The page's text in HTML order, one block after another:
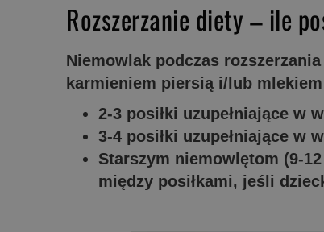
Rozszerzanie diety – ile
Niemowlak podczas
karmieniem piersią i/lub
2-3 posiłki uzupełniające w
3-4 posiłki uzupełniające w
Starszym niemowlętom (9-
między posiłkami, jeśli